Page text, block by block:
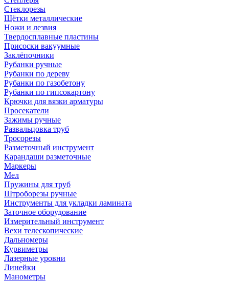
Стеклорезы
Щётки металлические
Ножи и лезвия
Твердосплавные пластины
Присоски вакуумные
Заклёпочники
Рубанки ручные
Рубанки по дереву
Рубанки по газобетону
Рубанки по гипсокартону
Крючки для вязки арматуры
Просекатели
Зажимы ручные
Развальцовка труб
Тросорезы
Разметочный инструмент
Карандаши разметочные
Маркеры
Мел
Пружины для труб
Штроборезы ручные
Инструменты для укладки ламината
Заточное оборудование
Измерительный инструмент
Вехи телескопические
Дальномеры
Курвиметры
Лазерные уровни
Линейки
Манометры